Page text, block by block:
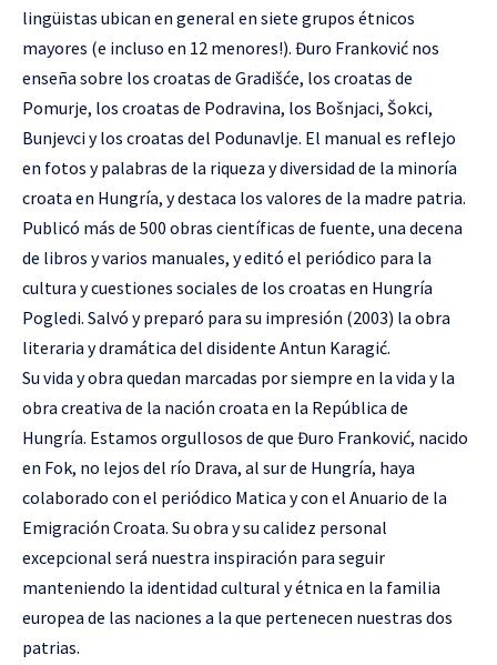
lingüistas ubican en general en siete grupos étnicos
mayores (e incluso en 12 menores!). Đuro Franković nos
enseña sobre los croatas de Gradišće, los croatas de
Pomurje, los croatas de Podravina, los Bošnjaci, Šokci,
Bunjevci y los croatas del Podunavlje. El manual es reflejo
en fotos y palabras de la riqueza y diversidad de la minoría
croata en Hungría, y destaca los valores de la madre patria.
Publicó más de 500 obras científicas de fuente, una decena
de libros y varios manuales, y editó el periódico para la
cultura y cuestiones sociales de los croatas en Hungría
Pogledi. Salvó y preparó para su impresión (2003) la obra
literaria y dramática del disidente Antun Karagić.
Su vida y obra quedan marcadas por siempre en la vida y la
obra creativa de la nación croata en la República de
Hungría. Estamos orgullosos de que Đuro Franković, nacido
en Fok, no lejos del río Drava, al sur de Hungría, haya
colaborado con el periódico Matica y con el Anuario de la
Emigración Croata. Su obra y su calidez personal
excepcional será nuestra inspiración para seguir
manteniendo la identidad cultural y étnica en la familia
europea de las naciones a la que pertenecen nuestras dos
patrias.